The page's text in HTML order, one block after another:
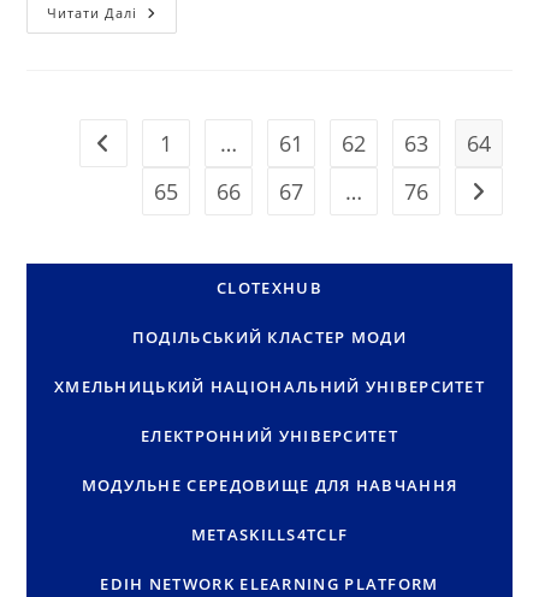
Читати Далі УЧАСТЬ
ВИКЛАДАЧІВ
НАУКОВО-
ПРАКТИЧНІЙ
НАЦІОНАЛЬНОМУ
ТЕХНІЧНОМУ
УНІВЕРСИТЕТІ
Перейти до попередньої сторінки
1 … 61 62 63
64
65
66 67 … 76
CLOTEXHUB
ПОДІЛЬСЬКИЙ КЛАСТЕР МОДИ
ХМЕЛЬНИЦЬКИЙ НАЦІОНАЛЬНИЙ УНІВЕРСИТЕТ
ЕЛЕКТРОННИЙ УНІВЕРСИТЕТ
МОДУЛЬНЕ СЕРЕДОВИЩЕ ДЛЯ НАВЧАННЯ
METASKILLS4TCLF
EDIH NETWORK ELEARNING PLATFORM